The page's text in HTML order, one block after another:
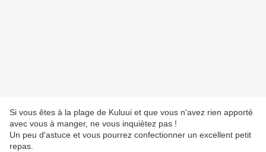
Si vous êtes à la plage de Kuluui et que vous n'avez rien apporté
avec vous à manger, ne vous inquiètez pas !
Un peu d'astuce et vous pourrez confectionner un excellent petit
repas.